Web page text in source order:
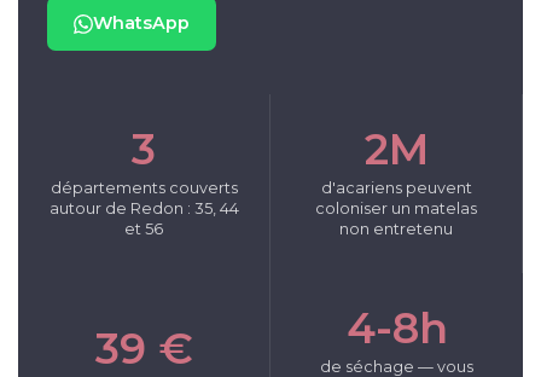
WhatsApp
3
départements couverts
autour de Redon : 35, 44
et 56
2M
d'acariens peuvent
coloniser un matelas
non entretenu
39 € 4-8h
de séchage — vous